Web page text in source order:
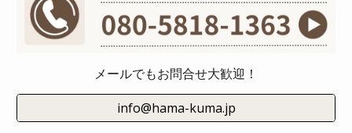
メールでもお問合せ大歓迎！
info@hama-kuma.jp